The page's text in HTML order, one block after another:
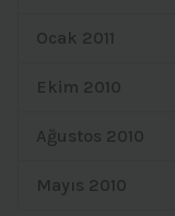
Ocak 2011
Ekim 2010
Ağustos 2010
Mayıs 2010